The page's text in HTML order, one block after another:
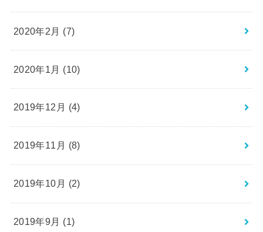
2020年2月 (7)
2020年1月 (10)
2019年12月 (4)
2019年11月 (8)
2019年10月 (2)
2019年9月 (1)